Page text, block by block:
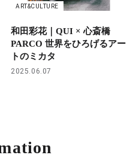
ART&CULTURE
和田彩花｜QUI × 心斎橋
PARCO 世界をひろげるアー
トのミカタ
2025.06.07